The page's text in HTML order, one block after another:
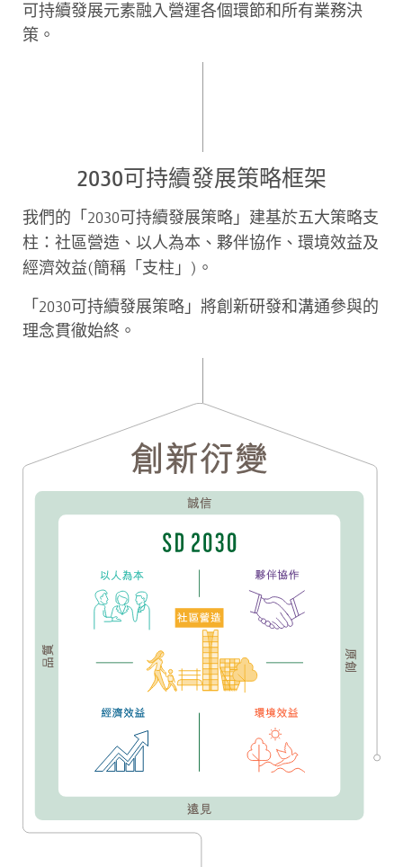
可持續發展元素融入營運各個環節和所有業務決
策。
2030可持續發展策略框架
我們的「2030可持續發展策略」建基於五大策略支
柱： 社區營造、以人為本、夥伴協作、環境效益及
經濟效益(簡稱「支柱」)。
「2030可持續發展策略」將創新研發和溝通參與的
理念貫徹始終。